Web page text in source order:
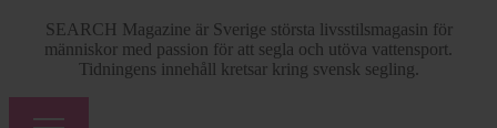
SEARCH Magazine är Sverige största livsstilsmagasin för
människor med passion för att segla och utöva vattensport.
Tidningens innehåll kretsar kring svensk segling.